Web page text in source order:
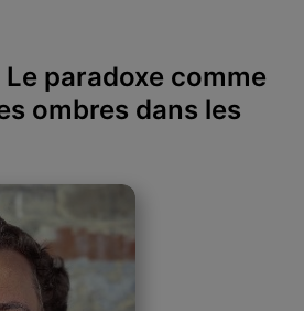
Le paradoxe comme
ombres dans les